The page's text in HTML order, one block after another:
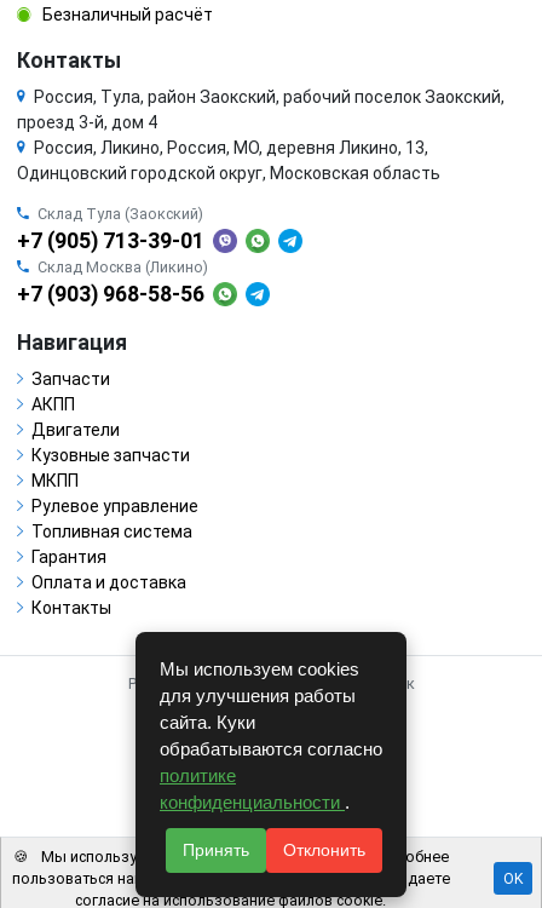
Безналичный расчёт
Контакты
Россия, Тула, район Заокский, рабочий поселок Заокский,
проезд 3-й, дом 4
Россия, Ликино, Россия, МО, деревня Ликино, 13,
Одинцовский городской округ, Московская область
Склад Тула (Заокский)
+7 (905) 713-39-01
Склад Москва (Ликино)
+7 (903) 968-58-56
Навигация
Запчасти
АКПП
Двигатели
Кузовные запчасти
МКПП
Рулевое управление
Топливная система
Гарантия
Оплата и доставка
Контакты
Работает на системе для авторазборок
CARRO.БИЗНЕС
Полная версия
© COPYRIGHT 2026 г.
v1.1.24
Мы используем cookies
для улучшения работы
сайта. Куки
обрабатываются согласно
политике
конфиденциальности .
Принять Отклонить
🍪
Мы используем файлы cookie, чтобы вам было удобнее
пользоваться нашим сайтом. Используя наш сайт, вы даете
согласие на использование файлов cookie.
OK